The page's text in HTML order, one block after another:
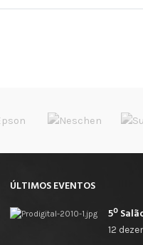
ÚLTIMOS EVENTOS
12